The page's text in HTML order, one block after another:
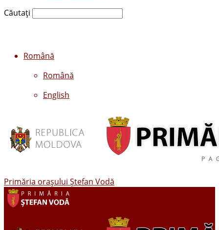
Căutați
Română
Română
English
Primăria oraşului Ştefan Vodă